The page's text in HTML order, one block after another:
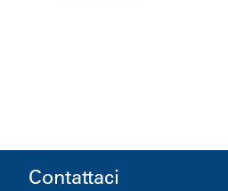
Contattaci